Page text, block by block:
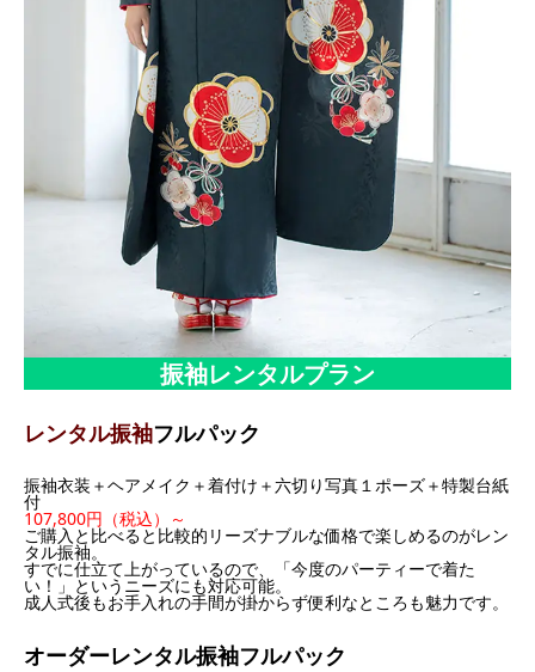
振袖レンタルプラン
レンタル振袖フルパック
振袖衣装＋ヘアメイク＋着付け＋六切り写真１ポーズ＋特製台紙
付
107,800円 （税込）～
ご購入と比べると比較的リーズナブルな価格で楽しめるのがレン
タル振袖。
すでに仕立て上がっているので、「今度のパーティーで着た
い！」というニーズにも対応可能。
成人式後もお手入れの手間が掛からず便利なところも魅力です。
オーダーレンタル振袖フルパック